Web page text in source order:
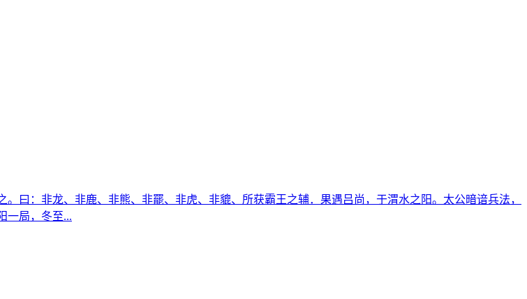
曰：非龙、非鹿、非熊、非罷、非虎、非貔、所获霸王之辅．果遇吕尚，于渭水之阳。太公暗谙兵法，
一局，冬至...